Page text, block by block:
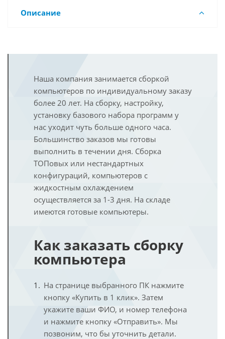
Описание
Наша компания занимается сборкой
компьютеров по индивидуальному заказу
более 20 лет. На сборку, настройку,
установку базового набора программ у
нас уходит чуть больше одного часа.
Большинство заказов мы готовы
выполнить в течении дня. Сборка
ТОПовых или нестандартных
конфигураций, компьютеров с
жидкостным охлаждением
осуществляется за 1-3 дня. На складе
имеются готовые компьютеры.
Как заказать сборку
компьютера
На странице выбранного ПК нажмите
кнопку «Купить в 1 клик». Затем
укажите ваши ФИО, и номер телефона
и нажмите кнопку «Отправить». Мы
позвоним, что бы уточнить детали.